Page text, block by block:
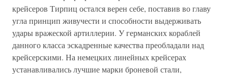
крейсеров Тирпиц остался верен себе, поставив во главу
угла принцип живучести и способности выдерживать
удары вражеской артиллерии. У германских кораблей
данного класса эскадренные качества преобладали над
крейсерскими. На немецких линейных крейсерах
устанавливались лучшие марки броневой стали,